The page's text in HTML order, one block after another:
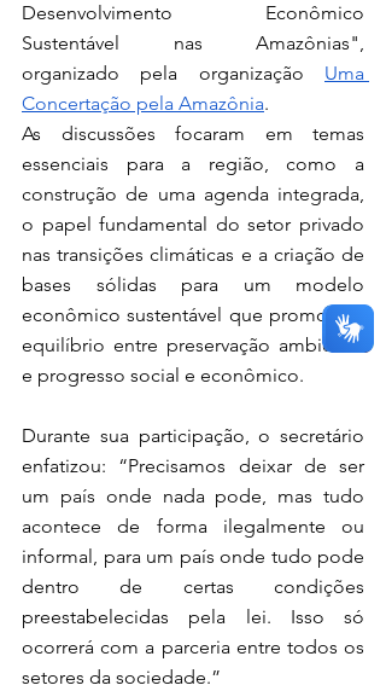
Desenvolvimento Econômico
Sustentável nas Amazônias",
organizado pela organização Uma
Concertação pela Amazônia.
As discussões focaram em temas
essenciais para a região, como a
construção de uma agenda integrada,
o papel fundamental do setor privado
nas transições climáticas e a criação de
bases sólidas para um modelo
econômico sustentável que promova o
equilíbrio entre preservação ambiental
e progresso social e econômico.
Durante sua participação, o secretário
enfatizou: “Precisamos deixar de ser
um país onde nada pode, mas tudo
acontece de forma ilegalmente ou
informal, para um país onde tudo pode
dentro de certas condições
preestabelecidas pela lei. Isso só
ocorrerá com a parceria entre todos os
setores da sociedade.”